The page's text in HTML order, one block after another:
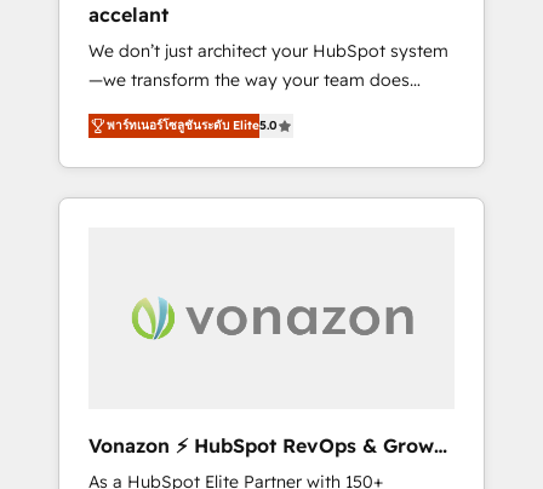
Singapore, and South Africa. Certified
compliant with ISO/IEC 27001:2022 and ISO
9001:2015 across all seven international
offices and 175+ employees.
accelant
We don’t just architect your HubSpot system
—we transform the way your team does
business. As an Elite HubSpot Solutions
Partner, we specialize in creating tailored,
end-to-end CRM solutions that accelerate
growth, improve operational efficiency, and
time to deeply understand your unique
needs, crafting custom strategies that deliver
responsiveness, and ongoing support, we
พาร์ทเนอร์โซลูชันระดับ Elite5.0
Vonazon ⚡ HubSpot RevOps & Growth
Strategy Experts
As a HubSpot Elite Partner with 150+